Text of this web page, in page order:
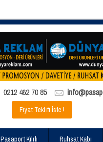
0212 462 70 85
Fiyat Teklifi İste !
Pasaport Kılıfı Ruhsat Kabı